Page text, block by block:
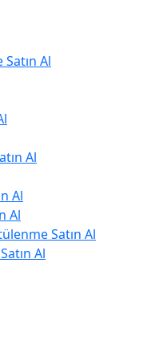
Satın Al
Al
Al
Al
Satın Al
Al